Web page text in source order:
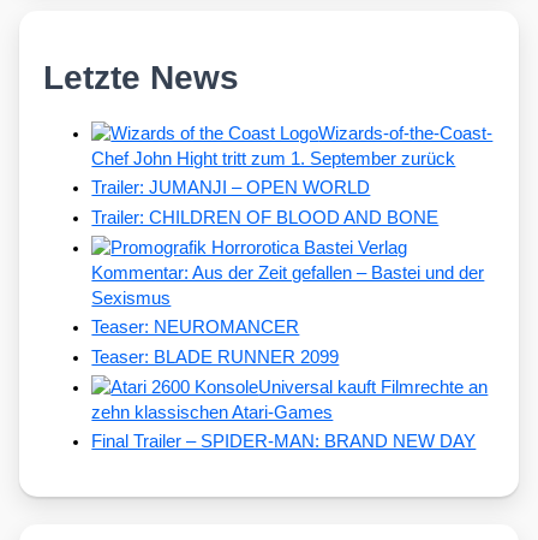
Letzte News
Wizards-of-the-Coast-
Chef John Hight tritt zum 1. September zurück
Trailer: JUMANJI – OPEN WORLD
Trailer: CHILDREN OF BLOOD AND BONE
Kommentar: Aus der Zeit gefallen – Bastei und der
Sexismus
Teaser: NEUROMANCER
Teaser: BLADE RUNNER 2099
Universal kauft Filmrechte an
zehn klassischen Atari-Games
Final Trailer – SPIDER-MAN: BRAND NEW DAY